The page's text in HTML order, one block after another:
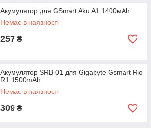
Акумулятор для GSmart Aku A1 1400мAh
Немає в наявності
257 ₴
Акумулятор SRB-01 для Gigabyte Gsmart Rio
R1 1500mAh
Немає в наявності
309 ₴